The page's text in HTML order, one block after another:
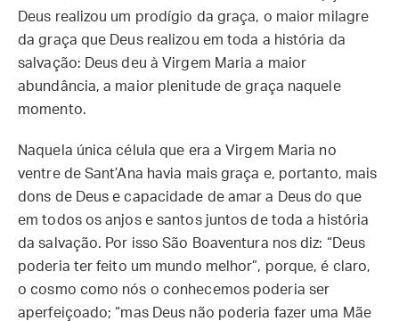
Deus realizou um prodígio da graça, o maior milagre
da graça que Deus realizou em toda a história da
salvação: Deus deu à Virgem Maria a maior
abundância, a maior plenitude de graça naquele
momento.
Naquela única célula que era a Virgem Maria no
ventre de Sant’Ana havia mais graça e, portanto, mais
dons de Deus e capacidade de amar a Deus do que
em todos os anjos e santos juntos de toda a história
da salvação. Por isso São Boaventura nos diz: “Deus
poderia ter feito um mundo melhor”, porque, é claro,
o cosmo como nós o conhecemos poderia ser
aperfeiçoado; “mas Deus não poderia fazer uma Mãe